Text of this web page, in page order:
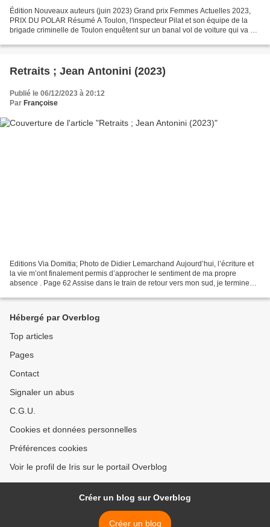
Édition Nouveaux auteurs (juin 2023) Grand prix Femmes Actuelles 2023,
PRIX DU POLAR Résumé A Toulon, l'inspecteur Pilat et son équipe de la
brigade criminelle de Toulon enquêtent sur un banal vol de voiture qui va se
Retraits ; Jean Antonini (2023)
Publié le 06/12/2023 à 20:12
Par Françoise
Editions Via Domitia; Photo de Didier Lemarchand Aujourd’hui, l’écriture et
la vie m’ont finalement permis d’approcher le sentiment de ma propre
absence . Page 62 Assise dans le train de retour vers mon sud, je termine
Hébergé par Overblog
Top articles
Pages
Contact
Signaler un abus
C.G.U.
Cookies et données personnelles
Préférences cookies
Voir le profil de Iris sur le portail Overblog
Créer un blog sur Overblog
Créer un blog